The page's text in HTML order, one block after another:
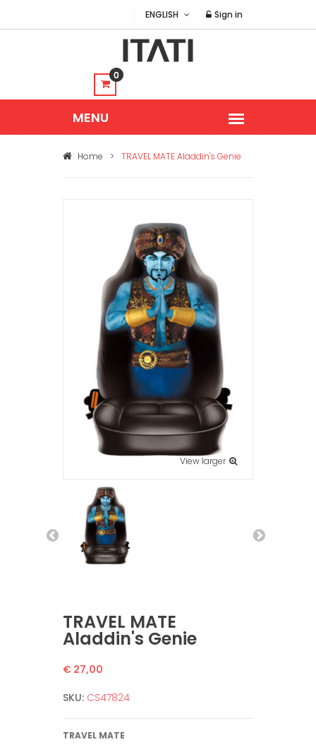
ENGLISH Sign in
0
Home > TRAVEL MATE Aladdin's Genie
View larger
TRAVEL MATE
Aladdin's Genie
€ 27,00
SKU: CS47824
TRAVEL MATE